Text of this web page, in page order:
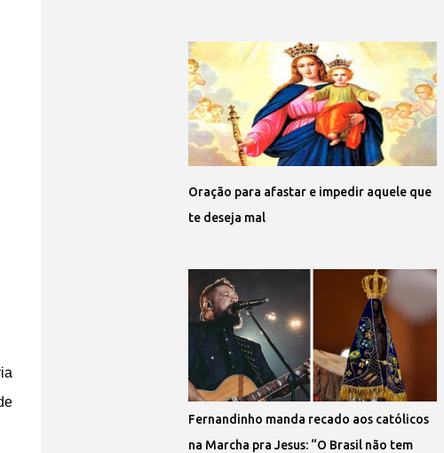
Oração para afastar e impedir aquele que
te deseja mal
Fernandinho manda recado aos católicos
na Marcha pra Jesus: “O Brasil não tem